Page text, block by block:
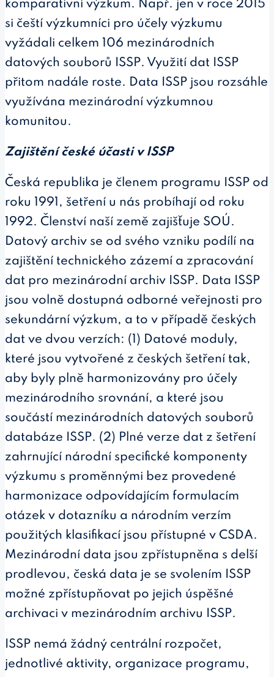
komparativní výzkum. Např. jen v roce 2015
si čeští výzkumníci pro účely výzkumu
vyžádali celkem 106 mezinárodních
datových souborů ISSP. Využití dat ISSP
přitom nadále roste. Data ISSP jsou rozsáhle
využívána mezinárodní výzkumnou
komunitou.
Zajištění české účasti v ISSP
Česká republika je členem programu ISSP od
roku 1991, šetření u nás probíhají od roku
1992. Členství naší země zajišťuje SOÚ.
Datový archiv se od svého vzniku podílí na
zajištění technického zázemí a zpracování
dat pro mezinárodní archiv ISSP. Data ISSP
jsou volně dostupná odborné veřejnosti pro
sekundární výzkum, a to v případě českých
dat ve dvou verzích: (1) Datové moduly,
které jsou vytvořené z českých šetření tak,
aby byly plně harmonizovány pro účely
mezinárodního srovnání, a které jsou
součástí mezinárodních datových souborů
databáze ISSP. (2) Plné verze dat z šetření
zahrnující národní specifické komponenty
výzkumu s proměnnými bez provedené
harmonizace odpovídajícím formulacím
otázek v dotazníku a národním verzím
použitých klasifikací jsou přístupné v CSDA.
Mezinárodní data jsou zpřístupněna s delší
prodlevou, česká data je se svolením ISSP
možné zpřístupňovat po jejich úspěšné
archivaci v mezinárodním archivu ISSP.
ISSP nemá žádný centrální rozpočet,
jednotlivé aktivity, organizace programu,